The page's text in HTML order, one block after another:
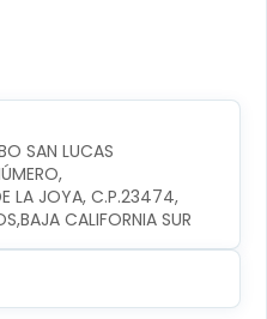
SAN LUCAS
LA JOYA, C.P.23474,
CALIFORNIA SUR